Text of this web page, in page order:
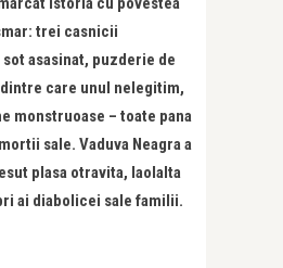
trei casnicii
asasinat, puzderie de
care unul nelegitim,
monstruoase – toate pana
sale. Vaduva Neagra a
plasa otravita, laolalta
ai diabolicei sale familii.